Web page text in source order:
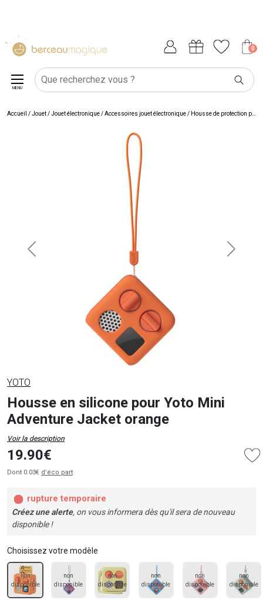
0
MENU
Accueil /Jouet/Jouet électronique/Accessoires jouet électronique/ Housse de protection pour conteuse
YOTO
Housse en silicone pour Yoto Mini
Adventure Jacket orange
Voir la description
19.90€
Dont 0.03€ d’éco part
rupture temporaire
Créez une alerte, on vous informera dès qu'il sera de nouveau
disponible !
Choisissez votre modèle
non
disponible
non
disponible
non
disponible
non
disponible
non
disponible
non
disponible